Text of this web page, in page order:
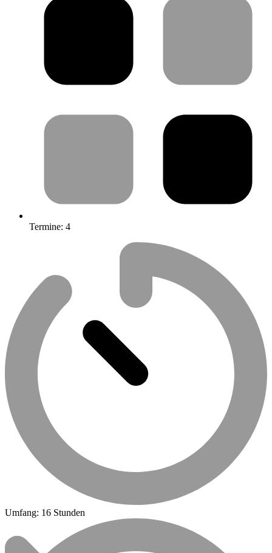
Termine: 4
Umfang: 16 Stunden